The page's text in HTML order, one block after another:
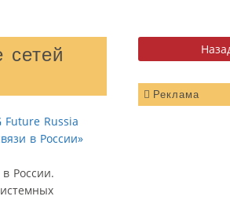
Реклама
сетей
России.